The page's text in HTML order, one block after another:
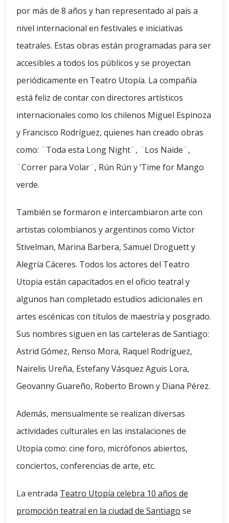
por más de 8 años y han representado al país a
nivel internacional en festivales e iniciativas
teatrales. Estas obras están programadas para ser
accesibles a todos los públicos y se proyectan
periódicamente en Teatro Utopía. La compañía
está feliz de contar con directores artísticos
internacionales como los chilenos Miguel Espinoza
y Francisco Rodríguez, quienes han creado obras
como: ¨Toda esta Long Night¨, ¨Los Naide¨,
¨Correr para Volar¨, Rún Rún y ‘Time for Mango
verde.
También se formaron e intercambiaron arte con
artistas colombianos y argentinos como Victor
Stivelman, Marina Barbera, Samuel Droguett y
Alegría Cáceres. Todos los actores del Teatro
Utopia están capacitados en el oficio teatral y
algunos han completado estudios adicionales en
artes escénicas con títulos de maestría y posgrado.
Sus nombres siguen en las carteleras de Santiago:
Astrid Gómez, Renso Mora, Raquel Rodríguez,
Nairelis Ureña, Estefany Vásquez Aguis Lora,
Geovanny Guareño, Roberto Brown y Diana Pérez.
Además, mensualmente se realizan diversas
actividades culturales en las instalaciones de
Utopía como: cine foro, micrófonos abiertos,
conciertos, conferencias de arte, etc.
La entrada Teatro Utopía celebra 10 años de
promoción teatral en la ciudad de Santiago se